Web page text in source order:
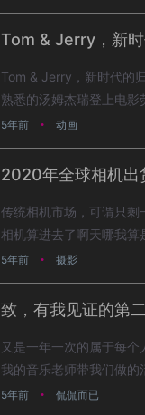
Tom & Jerry，新时
Tom & Jerry，新时代的
熟悉的汤姆杰瑞登上电影
5年前 • 动画
2020年全球相机出
传统相机市场，可谓只
相机算进去了啊天哪我
了不少相...
5年前 • 摄影
致，有我见证的第
又是一年一次的属于每
我的音乐老师带我们做
的。当然我肯定...
5年前 • 侃侃而已